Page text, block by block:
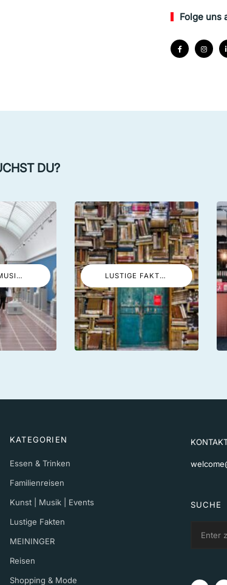
Folge uns
DU?
KUNST | MUSIK | EVENTS LUSTIGE FAKTEN
KATEGORIEN
Essen & Trinken
Familienreisen
Kunst | Musik | Events
Lustige Fakten
MEININGER
Reisen
Shopping & Mode
SUCHE
for: